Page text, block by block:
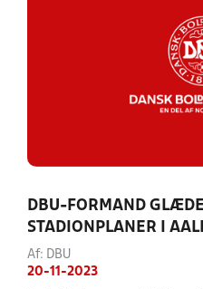
DBU-FORMAND
STADIONPLANER I
Af: DBU
20-11-2023